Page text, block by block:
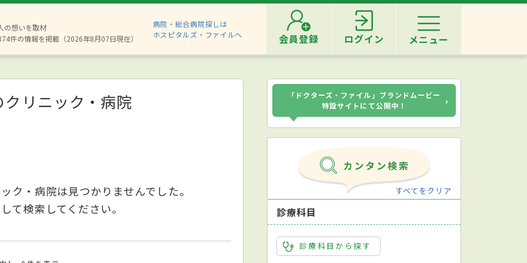
の想いを取材
件の情報を掲載（2026年8月07日現在）
病院・総合病院探しは
ホスピタルズ・ファイルへ
会員登録 ログイン メニュー
クリニック・病院
ク・病院は見つかりませんでした。
て検索してください。
「ドクターズ・ファイル」ブランドムービー
特設サイトにて公開中！
›
すべてをクリア
診療科目
診療科目から探す